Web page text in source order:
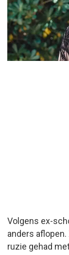
Volgens ex-
anders
ruzie gehad